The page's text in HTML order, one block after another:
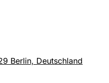
Berlin, Deutschland